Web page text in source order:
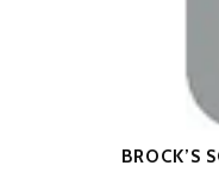
BROCK’S